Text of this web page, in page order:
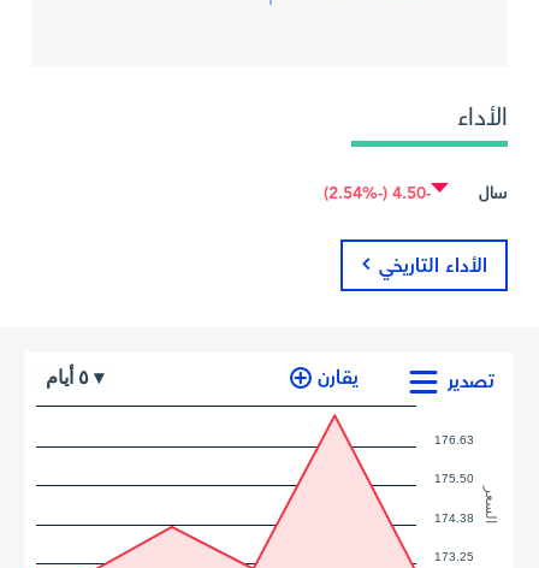
الأداء
سال -4.50 (-2.54%)
الأداء التاريخي
يقارن
السعر
تصدير
173.25
174.38
175.50
176.63
٥ أيام ▾